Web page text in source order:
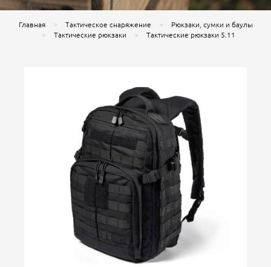
Главная Тактическое снаряжение
Рюкзаки, сумки и баулы
Тактические рюкзаки
Тактические рюкзаки 5.11